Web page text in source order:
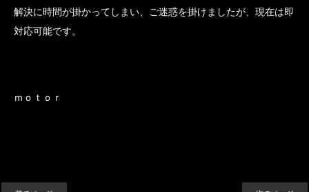
解決に時間が掛かってしまい、ご迷惑を掛けましたが、現在は即
対応可能です。
ｍｏｔｏｒ